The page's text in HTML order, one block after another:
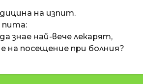
на изпит.
пита:
знае най-вече лекарят,
на посещение при болния?